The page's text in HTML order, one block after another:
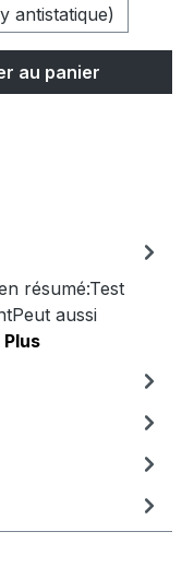
antistatique)
la
au panier
résumé:Test
aussi
Plus